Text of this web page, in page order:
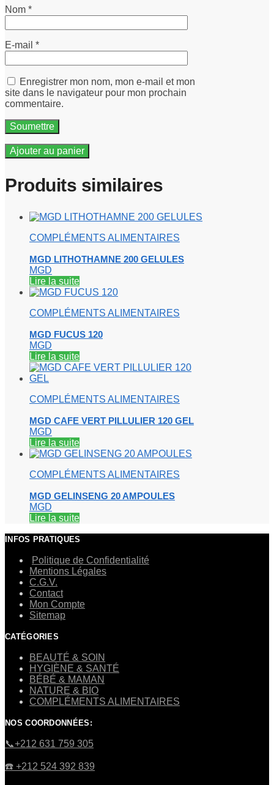
Nom *
E-mail *
Enregistrer mon nom, mon e-mail et mon
site dans le navigateur pour mon prochain
commentaire.
Ajouter au panier
Produits similaires
COMPLÉMENTS ALIMENTAIRES
MGD LITHOTHAMNE 200 GELULES
MGD
Lire la suite
COMPLÉMENTS ALIMENTAIRES
MGD FUCUS 120
MGD
Lire la suite
COMPLÉMENTS ALIMENTAIRES
MGD CAFE VERT PILLULIER 120 GEL
MGD
Lire la suite
COMPLÉMENTS ALIMENTAIRES
MGD GELINSENG 20 AMPOULES
MGD
Lire la suite
INFOS PRATIQUES
Politique de Confidentialité
Mentions Légales
C.G.V.
Contact
Mon Compte
Sitemap
CATÉGORIES
BEAUTÉ & SOIN
HYGIÈNE & SANTÉ
BÉBÉ & MAMAN
NATURE & BIO
COMPLÉMENTS ALIMENTAIRES
NOS COORDONNÉES:
​📞+212 631 759 305
☎️​ +212 524 392 839